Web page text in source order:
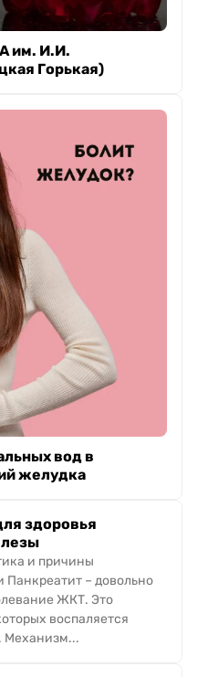
им. И.И.
Горькая)
вод в
желудка
здоровья
и причины
Панкреатит – довольно
ЖКТ. Это
воспаляется
Механизм...